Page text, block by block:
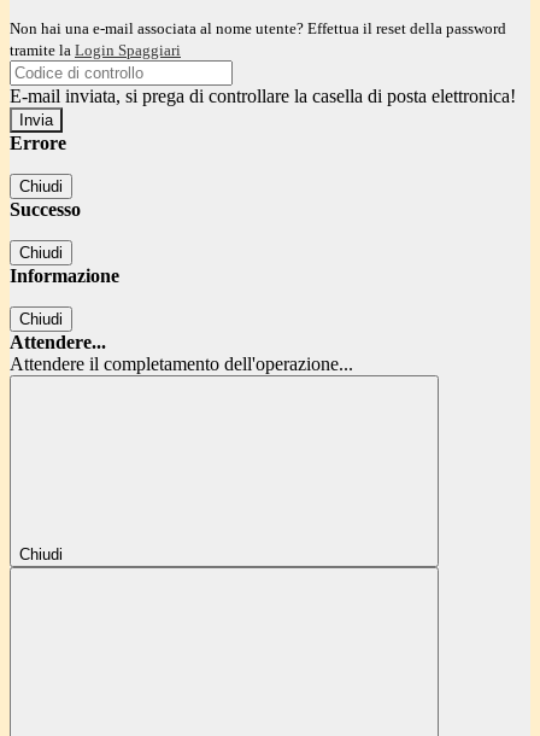
Non hai una e-mail associata al nome utente? Effettua il reset della password
tramite la Login Spaggiari
E-mail inviata, si prega di controllare la casella di posta elettronica!
Errore
Chiudi
Successo
Chiudi
Informazione
Chiudi
Attendere...
Attendere il completamento dell'operazione...
Chiudi